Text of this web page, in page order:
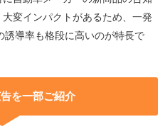
変インパクトがあるため、一発
誘導率も格段に高いのが特長で
を一部ご紹介